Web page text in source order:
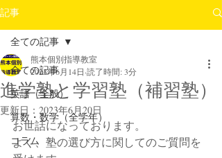
記事
全ての記事
英語（全般）
算数・数学（全学年）
コラム
全ての記事
進学塾と学習塾（補習塾）
熊本個別指導教室
2023年6月14日 読了時間: 3分
更新日： 2023年6月20日
お世話になっております。
よく、塾の選び方に関してのご質問を